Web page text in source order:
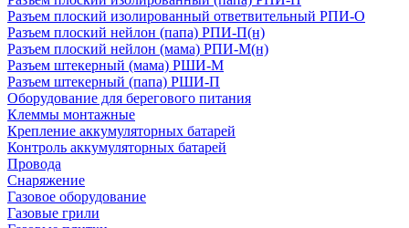
Разъем плоский изолированный ответвительный РПИ-О
Разъем плоский нейлон (папа) РПИ-П(н)
Разъем плоский нейлон (мама) РПИ-М(н)
Разъем штекерный (мама) РШИ-М
Разъем штекерный (папа) РШИ-П
Оборудование для берегового питания
Клеммы монтажные
Крепление аккумуляторных батарей
Контроль аккумуляторных батарей
Провода
Снаряжение
Газовое оборудование
Газовые грили